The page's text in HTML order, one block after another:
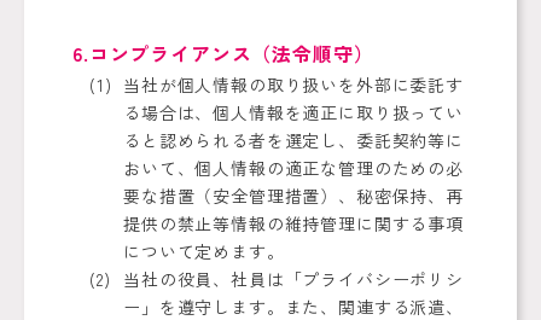
6.コンプライアンス（法令順守）
当社が個人情報の取り扱いを外部に委託す
る場合は、個人情報を適正に取り扱ってい
ると認められる者を選定し、委託契約等に
おいて、個人情報の適正な管理のための必
要な措置（安全管理措置）、秘密保持、再
提供の禁止等情報の維持管理に関する事項
について定めます。
当社の役員、社員は「プライバシーポリシ
ー」を遵守します。また、関連する派遣、